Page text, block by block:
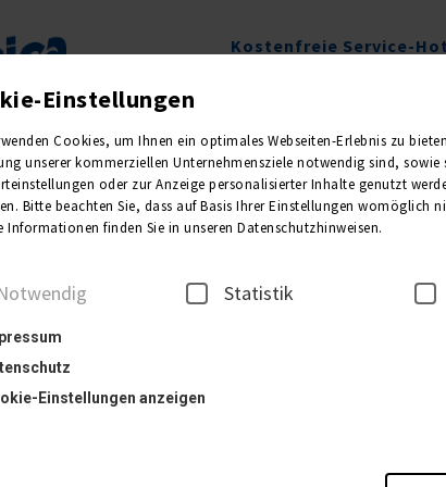
Kostenfreie Service-
Reisekalender Newsletter
Einstellungen
Cookies, um Ihnen ein optimales Webseiten-Erlebnis zu
unserer kommerziellen Unternehmensziele notwendig sind,
oder zur Anzeige personalisierter Inhalte genutzt
Bitte beachten Sie, dass auf Basis Ihrer Einstellungen womöglich
Informationen finden Sie in unseren Datenschutzhinweisen.
Statistik
Einstellungen anzeigen